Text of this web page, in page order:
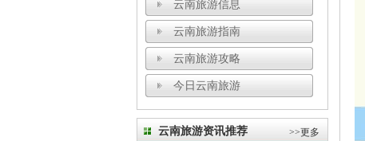
云南旅游信息
云南旅游指南
云南旅游攻略
今日云南旅游
云南旅游资讯推荐 >>更多